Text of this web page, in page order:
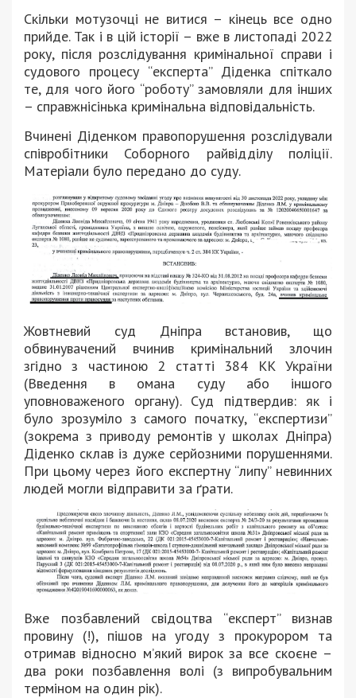
Скільки мотузочці не витися – кінець все одно
прийде. Так і в цій історії – вже в листопаді 2022
року, після розслідування кримінальної справи і
судового процесу “експерта” Діденка спіткало
те, для чого його “роботу” замовляли для інших
– справжнісінька кримінальна відповідальність.
Вчинені Діденком правопорушення розслідували
співробітники Соборного райвідділу поліції.
Матеріали було передано до суду.
Жовтневий суд Дніпра встановив, що
обвинувачений вчинив кримінальний злочин
згідно з частиною 2 статті 384 КК України
(Введення в омана суду або іншого
уповноваженого органу). Суд підтвердив: як і
було зрозуміло з самого початку, “експертизи”
(зокрема з приводу ремонтів у школах Дніпра)
Діденко склав із дуже серйозними порушеннями.
При цьому через його експертну “липу” невинних
людей могли відправити за ґрати.
Вже позбавлений свідоцтва “експерт” визнав
провину (!), пішов на угоду з прокурором та
отримав відносно м’який вирок за все скоєне –
два роки позбавлення волі (з випробувальним
терміном на один рік).